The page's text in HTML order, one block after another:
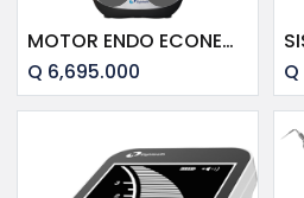
MOTOR ENDO ECONECT "S+" LOCALIZADOR INCORPORADO
Q 6,695.000
Q